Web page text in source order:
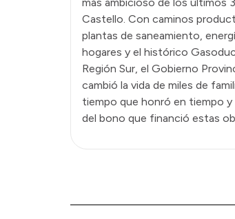
Castello. Con caminos
plantas de saneamiento,
hogares y el histórico
Región Sur, el Gobierno
cambió la vida de miles de
tiempo que honró en tiempo y
del bono que financió estas